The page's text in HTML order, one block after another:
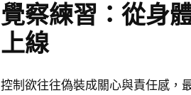
覺察練習：從身
上線
控制欲往往偽裝成關心與責任感，